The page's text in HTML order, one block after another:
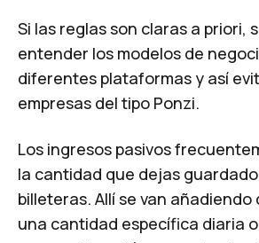
Si las reglas son claras a priori,
entender los modelos de
diferentes plataformas y así
empresas del tipo Ponzi.
Los ingresos pasivos
la cantidad que dejas
billeteras. Allí se van
una cantidad específica diaria